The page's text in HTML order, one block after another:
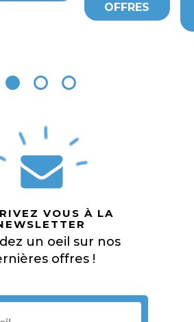
OFFRES
VOUS À LA
un oeil sur nos
offres !